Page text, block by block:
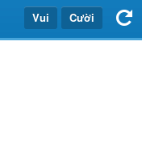
Cười
Vui